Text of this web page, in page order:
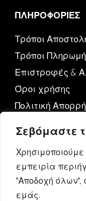
Σεβόμαστε
εμπειρία
"Αποδοχή όλων",
εμάς.
ΠΛΗΡΟΦΟΡΙΕΣ​
Τρόποι
Τρόποι
Επιστροφές &
Όροι χρήσης
Πολιτική
OUTRUN
Ποιοι Είμαστε
Επικοινωνία
Blog